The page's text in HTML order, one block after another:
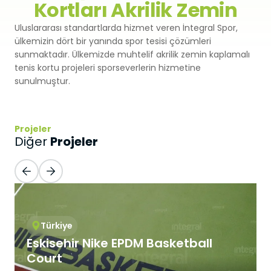
Atletizm Pistleri
Padel Kortları
Padbol Kortları
Pickleball Kortları
Tenis Kortları
Squash Kortları
Çelik Tribünler
Premium
Monoturf
PowerGrass
Non-Infill
Padel Çimi
Golf Çimi
Hibrit Çim
Sprey Kaplama
Full PU Sistem
PU Sistem
Spor PVC Sistem
Akrilik Kaplama
SBR
Drenajlı Shockpad
PE Shockpad
Kortları Akrilik Zemin
Uluslararası standartlarda hizmet veren İntegral Spor,
ülkemizin dört bir yanında spor tesisi çözümleri
sunmaktadır. Ülkemizde muhtelif akrilik zemin kaplamalı
tenis kortu projeleri sporseverlerin hizmetine
sunulmuştur.
Projeler
Diğer Projeler
Türkiye
Eskisehir Nike EPDM Basketball
Court